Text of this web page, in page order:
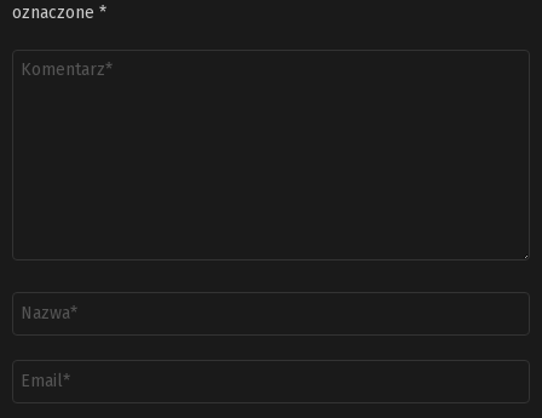
oznaczone *
email
*